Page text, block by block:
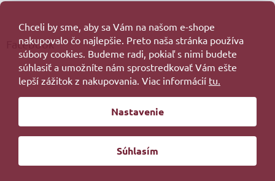
Chceli by sme, aby sa Vám na našom e-shope
nakupovalo čo najlepšie. Preto naša stránka používa
súbory cookies. Budeme radi, pokiaľ s nimi budete
súhlasiť a umožníte nám sprostredkovať Vám ešte
lepší zážitok z nakupovania. Viac informácií tu.
Nastavenie
Súhlasím
Facebook
Vytvoril Shoptet
Copyright 2026. Všetky práva vyhradené.
Redesign byFilipesmedia 🧡